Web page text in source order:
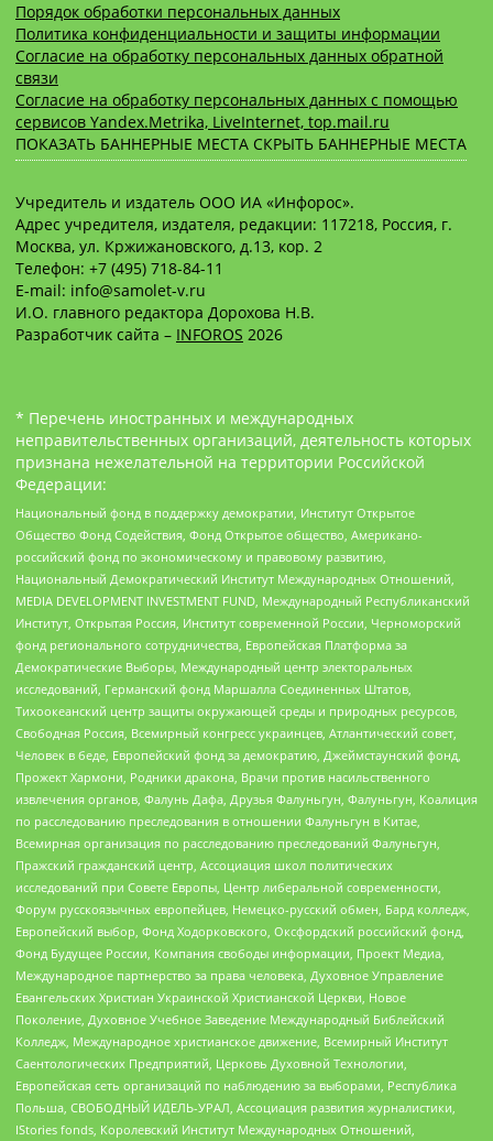
Порядок обработки персональных данных
Политика конфиденциальности и защиты информации
Согласие на обработку персональных данных обратной
связи
Согласие на обработку персональных данных с помощью
сервисов Yandex.Metrika, LiveInternet, top.mail.ru
ПОКАЗАТЬ БАННЕРНЫЕ МЕСТА СКРЫТЬ БАННЕРНЫЕ МЕСТА
Учредитель и издатель ООО ИА «Инфорос».
Адрес учредителя, издателя, редакции: 117218, Россия, г.
Москва, ул. Кржижановского, д.13, кор. 2
Телефон: +7 (495) 718-84-11
E-mail: info@samolet-v.ru
И.О. главного редактора Дорохова Н.В.
Разработчик сайта – INFOROS 2026
* Перечень иностранных и международных
неправительственных организаций, деятельность которых
признана нежелательной на территории Российской
Федерации:
Национальный фонд в поддержку демократии, Институт Открытое
Общество Фонд Содействия, Фонд Открытое общество, Американо-
российский фонд по экономическому и правовому развитию,
Национальный Демократический Институт Международных Отношений,
MEDIA DEVELOPMENT INVESTMENT FUND, Международный Республиканский
Институт, Открытая Россия, Институт современной России, Черноморский
фонд регионального сотрудничества, Европейская Платформа за
Демократические Выборы, Международный центр электоральных
исследований, Германский фонд Маршалла Соединенных Штатов,
Тихоокеанский центр защиты окружающей среды и природных ресурсов,
Свободная Россия, Всемирный конгресс украинцев, Атлантический совет,
Человек в беде, Европейский фонд за демократию, Джеймстаунский фонд,
Прожект Хармони, Родники дракона, Врачи против насильственного
извлечения органов, Фалунь Дафа, Друзья Фалуньгун, Фалуньгун, Коалиция
по расследованию преследования в отношении Фалуньгун в Китае,
Всемирная организация по расследованию преследований Фалуньгун,
Пражский гражданский центр, Ассоциация школ политических
исследований при Совете Европы, Центр либеральной современности,
Форум русскоязычных европейцев, Немецко-русский обмен, Бард колледж,
Европейский выбор, Фонд Ходорковского, Оксфордский российский фонд,
Фонд Будущее России, Компания свободы информации, Проект Медиа,
Международное партнерство за права человека, Духовное Управление
Евангельских Христиан Украинской Христианской Церкви, Новое
Поколение, Духовное Учебное Заведение Международный Библейский
Колледж, Международное христианское движение, Всемирный Институт
Саентологических Предприятий, Церковь Духовной Технологии,
Европейская сеть организаций по наблюдению за выборами, Республика
Польша, СВОБОДНЫЙ ИДЕЛЬ-УРАЛ, Ассоциация развития журналистики,
IStories fonds, Королевский Институт Международных Отношений,